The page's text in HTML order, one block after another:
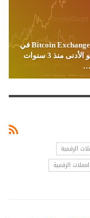
احتياطيات Bitcoin Exchange في
المنصات هو الأدنى منذ 3 سنوات
الرقمية
الرقمية